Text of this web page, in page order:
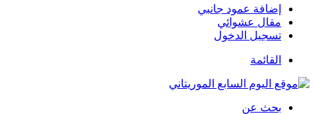
إضافة عمود جانبي
مقال عشوائي
تسجيل الدخول
القائمة
بحث عن